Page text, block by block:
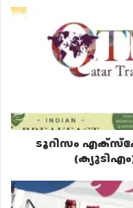
ടൂറിസം
എക്‌സ്‌പോ
ഇന്ന്
മുതൽ
ടൂറിസം എക്‌സ്‌പോ
തുടക്കം
തന്നെ